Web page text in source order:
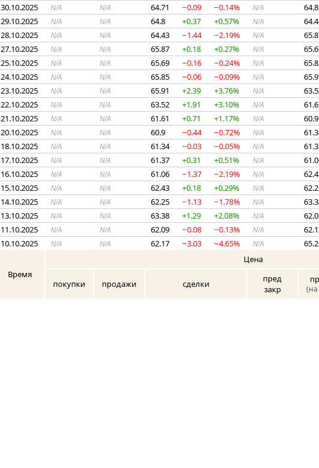
30.10.2025 N/A N/A 64.71 −0.09 −0.14% N/A 64.8
29.10.2025 N/A N/A 64.8 +0.37 +0.57% N/A
28.10.2025 N/A N/A 64.43 −1.44 −2.19% N/A
27.10.2025 N/A N/A 65.87 +0.18 +0.27% N/A
25.10.2025 N/A N/A 65.69 −0.16 −0.24% N/A
24.10.2025 N/A N/A 65.85 −0.06 −0.09% N/A
23.10.2025 N/A N/A 65.91 +2.39 +3.76% N/A
22.10.2025 N/A N/A 63.52 +1.91 +3.10% N/A
21.10.2025 N/A N/A 61.61 +0.71 +1.17% N/A 60.9
20.10.2025 N/A N/A 60.9 −0.44 −0.72% N/A
18.10.2025 N/A N/A 61.34 −0.03 −0.05% N/A
17.10.2025 N/A N/A 61.37 +0.31 +0.51% N/A
16.10.2025 N/A N/A 61.06 −1.37 −2.19% N/A
15.10.2025 N/A N/A 62.43 +0.18 +0.29% N/A
14.10.2025 N/A N/A 62.25 −1.13 −1.78% N/A
13.10.2025 N/A N/A 63.38 +1.29 +2.08% N/A
11.10.2025 N/A N/A 62.09 −0.08 −0.13% N/A
10.10.2025 N/A N/A 62.17 −3.03 −4.65% N/A 65.2
Время
Цена
покупки продажи сделки
пред
закр
(на